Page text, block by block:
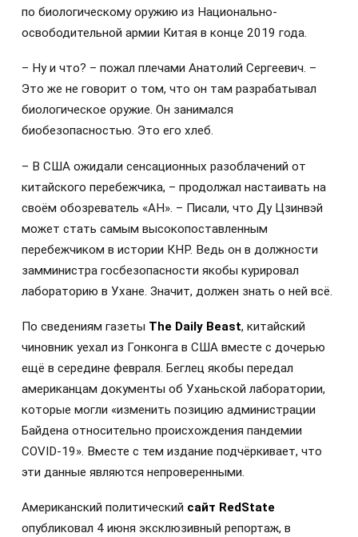
по биологическому оружию из Национально-
освободительной армии Китая в конце 2019 года.
– Ну и что? – пожал плечами Анатолий Сергеевич. –
Это же не говорит о том, что он там разрабатывал
биологическое оружие. Он занимался
биобезопасностью. Это его хлеб.
– В США ожидали сенсационных разоблачений от
китайского перебежчика, – продолжал настаивать на
своём обозреватель «АН». – Писали, что Ду Цзинвэй
может стать самым высокопоставленным
перебежчиком в истории КНР. Ведь он в должности
замминистра госбезопасности якобы курировал
лабораторию в Ухане. Значит, должен знать о ней всё.
По сведениям газеты The Daily Beast, китайский
чиновник уехал из Гонконга в США вместе с дочерью
ещё в середине февраля. Беглец якобы передал
американцам документы об Уханьской лаборатории,
которые могли «изменить позицию администрации
Байдена относительно происхождения пандемии
COVID-19». Вместе с тем издание подчёркивает, что
эти данные являются непроверенными.
Американский политический сайт RedState
опубликовал 4 июня эксклюзивный репортаж, в